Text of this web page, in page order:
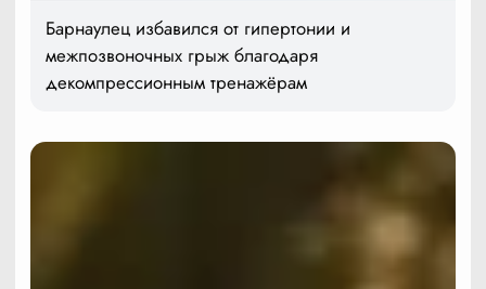
Барнаулец избавился от гипертонии и
межпозвоночных грыж благодаря
декомпрессионным тренажёрам